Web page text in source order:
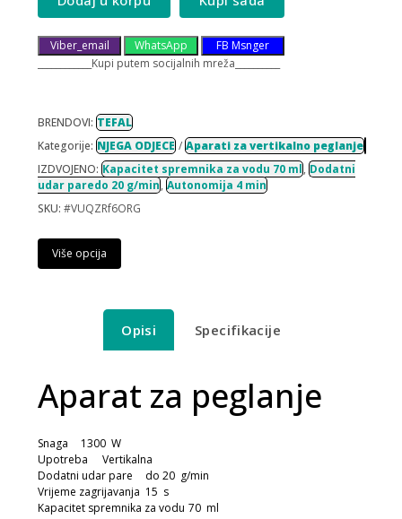
Viber_email WhatsApp
FB Msnger
____________Kupi putem socijalnih mreža__________
BRENDOVI: TEFAL
Kategorije: NJEGA ODJECE / Aparati za vertikalno peglanje
IZDVOJENO: Kapacitet spremnika za vodu 70 ml, Dodatni
udar paredo 20 g/min, Autonomija 4 min
SKU: #VUQZRf6ORG
Više opcija
Opisi Specifikacije
Aparat za peglanje
Snaga
1300 W
Upotreba
Vertikalna
Dodatni udar pare
do 20 g/min
Vrijeme zagrijavanja 15 s
Kapacitet spremnika za vodu 70 ml